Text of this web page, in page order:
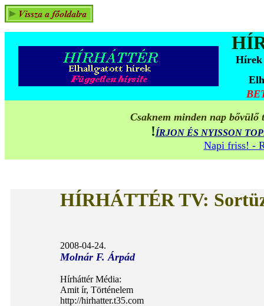
Hírek
Csaknem minden nap
!ÍRJON ÉS NYISSON
Napi friss! -
HÍRHÁTTÉR TV:
2008-04-24.
Molnár F. Árpád
Hírháttér Média:
Amit ír, Történelem
http://hirhatter.t35.com